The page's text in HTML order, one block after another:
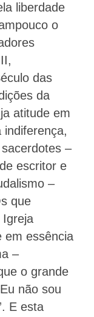
liberdade
o
das
da
atitude em
indiferença,
–
escritor e
–
que
em essência
–
o grande
não sou
E esta